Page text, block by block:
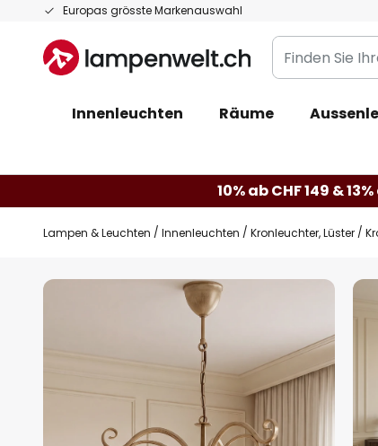
Europas grösste Markenauswahl
Zum
springen
Finden
Sie
Leuchte...
Innenleuchten Räume
10% ab CHF 149 &
Lampen & Leuchten Innenleuchten Kronleuchter, Lüster
Zum